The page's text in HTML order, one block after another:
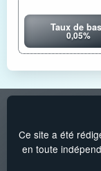
Taux de
0,05%
Ce site a été
en toute